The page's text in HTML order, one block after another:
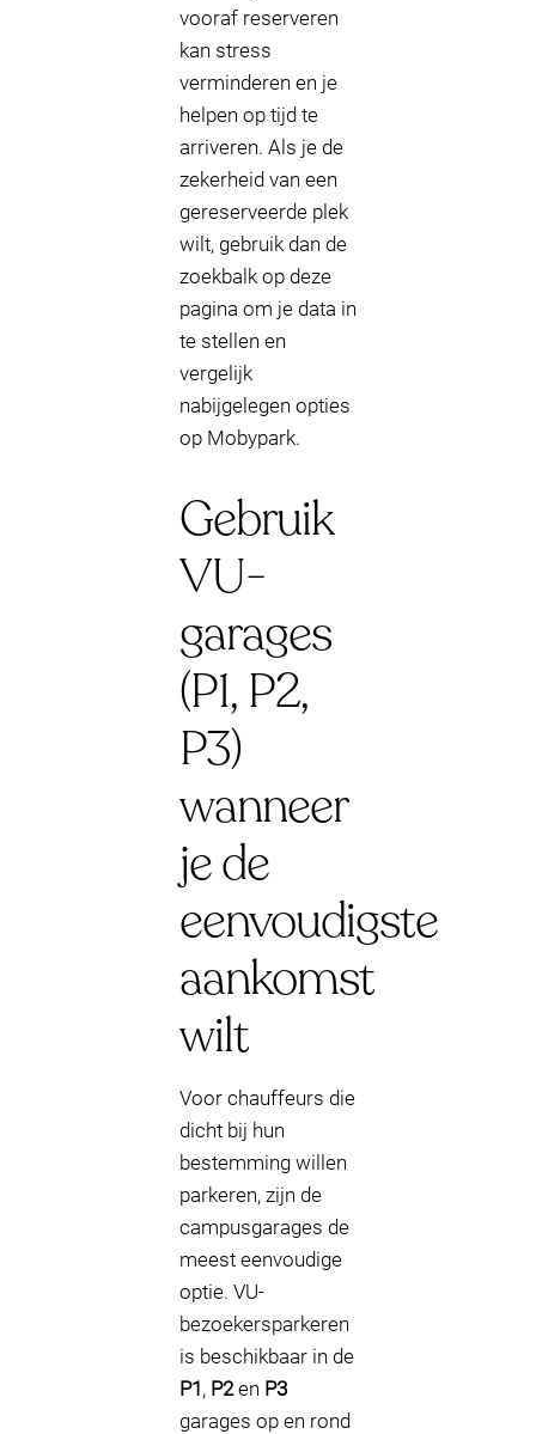
vooraf reserveren
kan stress
verminderen en je
helpen op tijd te
arriveren. Als je de
zekerheid van een
gereserveerde plek
wilt, gebruik dan de
zoekbalk op deze
pagina om je data in
te stellen en
vergelijk
nabijgelegen opties
op Mobypark.
Gebruik
VU-
garages
(P1, P2,
P3)
wanneer
je de
eenvoudigste
aankomst
wilt
Voor chauffeurs die
dicht bij hun
bestemming willen
parkeren, zijn de
campusgarages de
meest eenvoudige
optie. VU-
bezoekersparkeren
is beschikbaar in de
P1, P2en P3
garages op en rond